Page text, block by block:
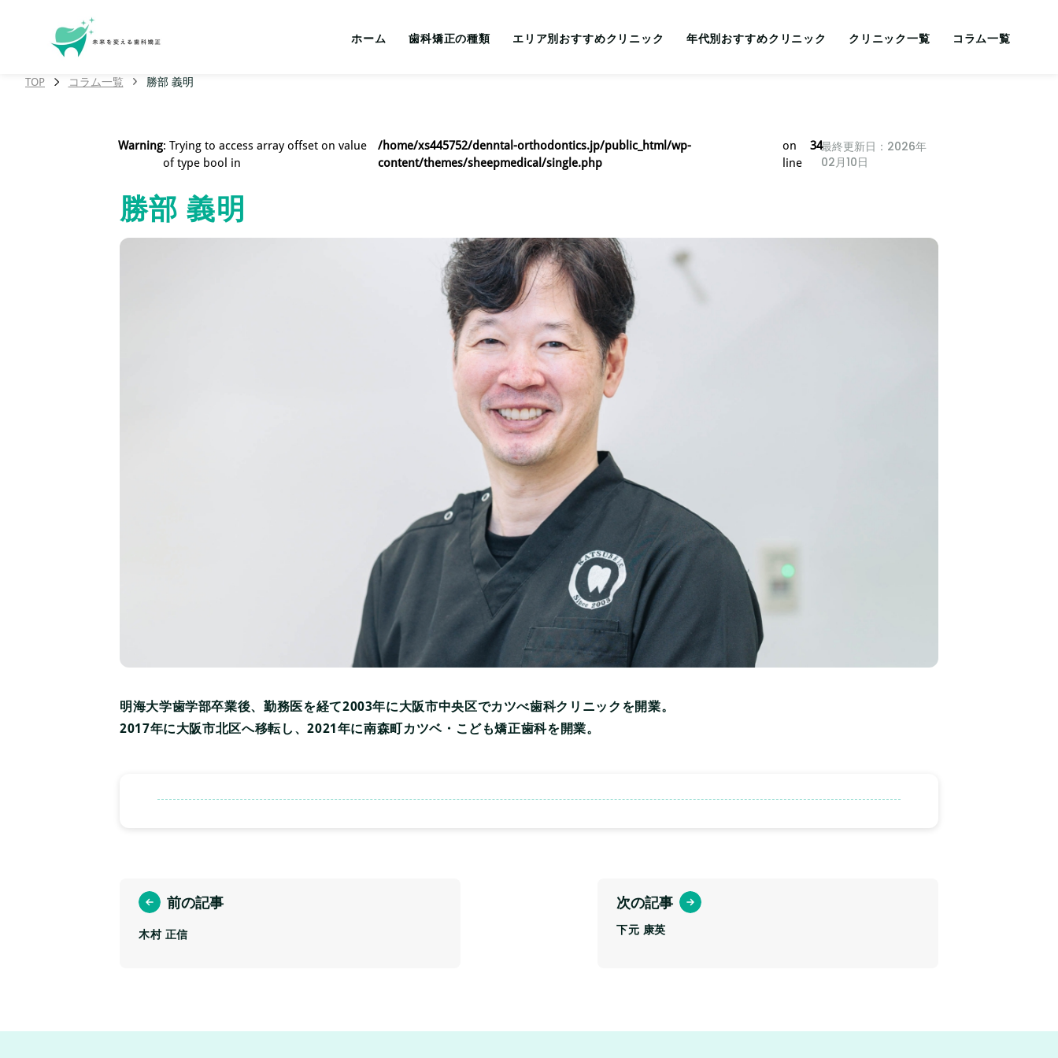
ホーム 歯科矯正の種類 エリア別おすすめクリニック 年代別おすすめクリニック クリニック一覧 コラム一覧
TOP コラム一覧 勝部 義明
Warning: Trying to access array offset on value
of type bool in
/home/xs445752/denntal-orthodontics.jp/public_html/wp-
content/themes/sheepmedical/single.php
on
line
34最終更新日：2026年
02月10日
勝部 義明
明海大学歯学部卒業後、勤務医を経て2003年に大阪市中央区でカツべ歯科クリニックを開業。
2017年に大阪市北区へ移転し、2021年に南森町カツベ・こども矯正歯科を開業。
前の記事
木村 正信
次の記事
下元 康英